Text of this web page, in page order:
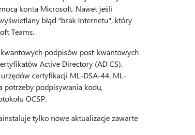
konta Microsoft. Nawet jeśli
błąd "brak Internetu", który
Teams.
podpisów post-kwantowych
Active Directory (AD CS).
certyfikacji ML-DSA-44, ML-
potrzeby podpisywania kodu,
OCSP.
tylko nowe aktualizacje zawarte